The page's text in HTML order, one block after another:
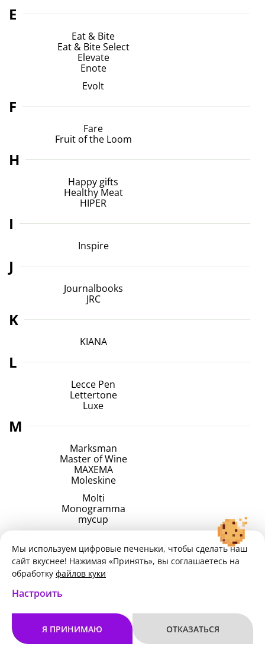
E
Eat & Bite
Eat & Bite Select
Elevate
Enote
Evolt
F
Fare
Fruit of the Loom
H
Happy gifts
Healthy Meat
HIPER
I
Inspire
J
Journalbooks
JRC
K
KIANA
L
Lecce Pen
Lettertone
Luxe
M
Marksman
Master of Wine
MAXEMA
Moleskine
Molti
Monogramma
mycup
Parker
Portobello Trend
Q
Q jet
Мы используем цифровые печеньки, чтобы сделать наш
сайт вкуснее! Нажимая «Принять», вы соглашаетесь на
обработку файлов куки
Настроить
Я ПРИНИМАЮ ОТКАЗАТЬСЯ